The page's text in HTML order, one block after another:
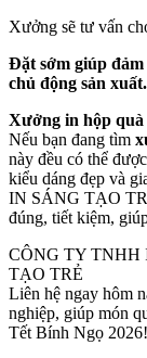
Xưởng sẽ tư vấn
Đặt sớm giúp đảm
chủ động sản xuất.
Xưởng in hộp quà
Nếu bạn đang tìm
này đều có thể
kiểu dáng đẹp và
IN SÁNG TẠO
đúng, tiết kiệm,
CÔNG TY TNHH
TẠO TRẺ
Liên hệ ngay hôm
nghiệp, giúp món
Tết Bính Ngọ 2026!